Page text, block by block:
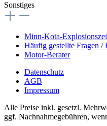
Sonstiges
Minn-Kota-
Häufig gestellte Fragen
Motor-Berater
Datenschutz
AGB
Impressum
Alle Preise inkl. gesetzl.
ggf. Nachnahmegebühren,